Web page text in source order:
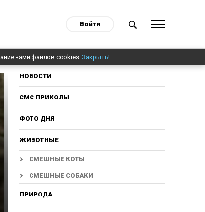
Войти
нами файлов cookies. Закрыть!
НОВОСТИ
СМС ПРИКОЛЫ
ФОТО ДНЯ
ЖИВОТНЫЕ
СМЕШНЫЕ КОТЫ
СМЕШНЫЕ СОБАКИ
ПРИРОДА